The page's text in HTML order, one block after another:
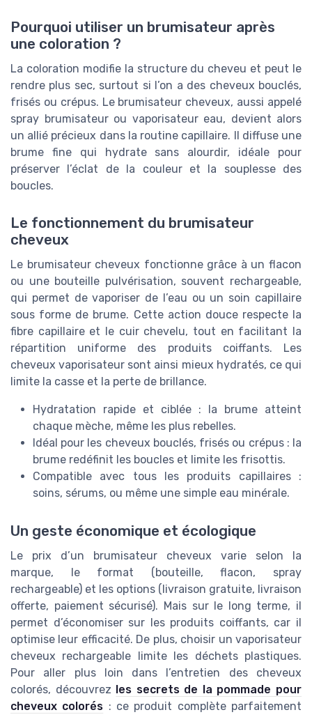
Pourquoi utiliser un brumisateur après
une coloration ?
La coloration modifie la structure du cheveu et peut le
rendre plus sec, surtout si l’on a des cheveux bouclés,
frisés ou crépus. Le brumisateur cheveux, aussi appelé
spray brumisateur ou vaporisateur eau, devient alors
un allié précieux dans la routine capillaire. Il diffuse une
brume fine qui hydrate sans alourdir, idéale pour
préserver l’éclat de la couleur et la souplesse des
boucles.
Le fonctionnement du brumisateur
cheveux
Le brumisateur cheveux fonctionne grâce à un flacon
ou une bouteille pulvérisation, souvent rechargeable,
qui permet de vaporiser de l’eau ou un soin capillaire
sous forme de brume. Cette action douce respecte la
fibre capillaire et le cuir chevelu, tout en facilitant la
répartition uniforme des produits coiffants. Les
cheveux vaporisateur sont ainsi mieux hydratés, ce qui
limite la casse et la perte de brillance.
Hydratation rapide et ciblée : la brume atteint
chaque mèche, même les plus rebelles.
Idéal pour les cheveux bouclés, frisés ou crépus : la
brume redéfinit les boucles et limite les frisottis.
Compatible avec tous les produits capillaires :
soins, sérums, ou même une simple eau minérale.
Un geste économique et écologique
Le prix d’un brumisateur cheveux varie selon la
marque, le format (bouteille, flacon, spray
rechargeable) et les options (livraison gratuite, livraison
offerte, paiement sécurisé). Mais sur le long terme, il
permet d’économiser sur les produits coiffants, car il
optimise leur efficacité. De plus, choisir un vaporisateur
cheveux rechargeable limite les déchets plastiques.
Pour aller plus loin dans l’entretien des cheveux
colorés, découvrez les secrets de la pommade pour
cheveux colorés : ce produit complète parfaitement